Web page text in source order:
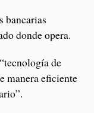
bancarias
donde opera.
de
manera eficiente